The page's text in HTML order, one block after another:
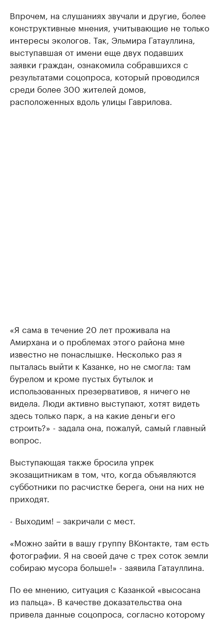
Впрочем, на слушаниях звучали и другие, более
конструктивные мнения, учитывающие не только
интересы экологов. Так, Эльмира Гатауллина,
выступавшая от имени еще двух подавших
заявки граждан, ознакомила собравшихся с
результатами соцопроса, который проводился
среди более 300 жителей домов,
расположенных вдоль улицы Гаврилова.
«Я сама в течение 20 лет проживала на
Амирхана и о проблемах этого района мне
известно не понаслышке. Несколько раз я
пыталась выйти к Казанке, но не смогла: там
бурелом и кроме пустых бутылок и
использованных презервативов, я ничего не
видела. Люди активно выступают, хотят видеть
здесь только парк, а на какие деньги его
строить?» - задала она, пожалуй, самый главный
вопрос.
Выступающая также бросила упрек
экозащитникам в том, что, когда объявляются
субботники по расчистке берега, они на них не
приходят.
- Выходим! – закричали с мест.
«Можно зайти в вашу группу ВКонтакте, там есть
фотографии. Я на своей даче с трех соток земли
собираю мусора больше!» - заявила Гатауллина.
По ее мнению, ситуация с Казанкой «высосана
из пальца». В качестве доказательства она
привела данные соцопроса, согласно которому